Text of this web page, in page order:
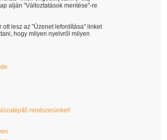
alján "Változtatások mentése"-re
lesz az "Üzenet lefordítása" linket
hogy milyen nyelvről milyen
rendszerünket!